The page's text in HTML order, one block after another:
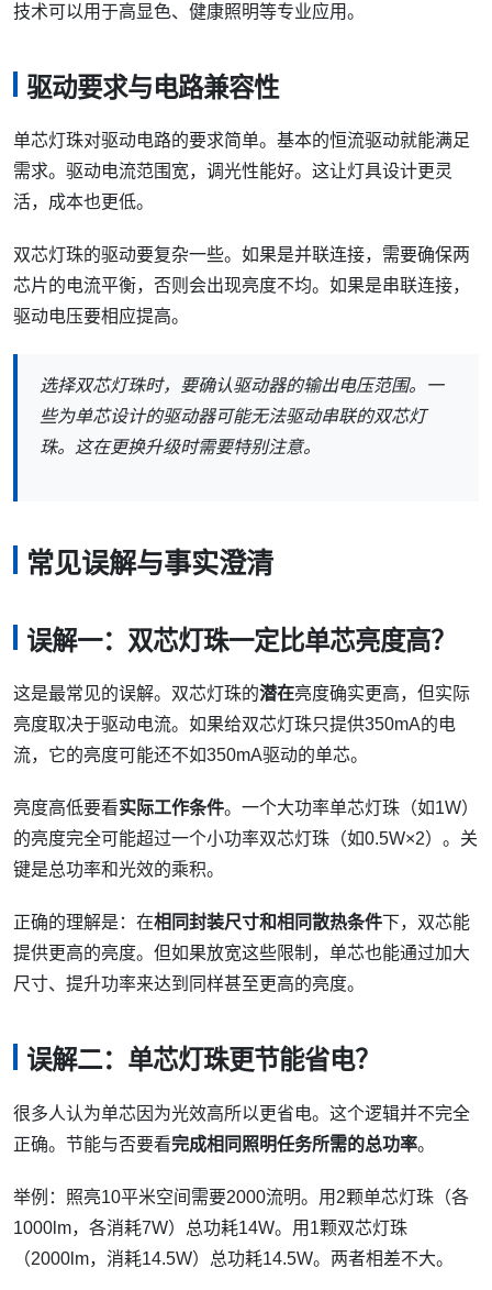
技术可以用于高显色、健康照明等专业应用。
驱动要求与电路兼容性
单芯灯珠对驱动电路的要求简单。基本的恒流驱动就能满足
需求。驱动电流范围宽，调光性能好。这让灯具设计更灵
活，成本也更低。
双芯灯珠的驱动要复杂一些。如果是并联连接，需要确保两
芯片的电流平衡，否则会出现亮度不均。如果是串联连接，
驱动电压要相应提高。
选择双芯灯珠时，要确认驱动器的输出电压范围。一
些为单芯设计的驱动器可能无法驱动串联的双芯灯
珠。这在更换升级时需要特别注意。
常见误解与事实澄清
误解一：双芯灯珠一定比单芯亮度高？
这是最常见的误解。双芯灯珠的潜在亮度确实更高，但实际
亮度取决于驱动电流。如果给双芯灯珠只提供350mA的电
流，它的亮度可能还不如350mA驱动的单芯。
亮度高低要看实际工作条件。一个大功率单芯灯珠（如1W）
的亮度完全可能超过一个小功率双芯灯珠（如0.5W×2）。关
键是总功率和光效的乘积。
正确的理解是：在相同封装尺寸和相同散热条件下，双芯能
提供更高的亮度。但如果放宽这些限制，单芯也能通过加大
尺寸、提升功率来达到同样甚至更高的亮度。
误解二：单芯灯珠更节能省电？
很多人认为单芯因为光效高所以更省电。这个逻辑并不完全
正确。节能与否要看完成相同照明任务所需的总功率。
举例：照亮10平米空间需要2000流明。用2颗单芯灯珠（各
1000lm，各消耗7W）总功耗14W。用1颗双芯灯珠
（2000lm，消耗14.5W）总功耗14.5W。两者相差不大。